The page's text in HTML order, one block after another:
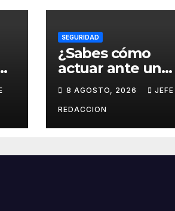
SEGURIDAD
¿Sabes cómo
actuar ante un
intento de
secuestro virtual?
La SSP te guía
para evitarlo
8 AGOSTO, 2026 JEFE
REDACCION